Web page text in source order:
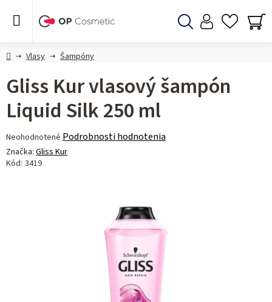
DomovVlasy Šampóny
Gliss Kur vlasový šampón
Liquid Silk 250 ml
Priemerné
hodnotenie
produktu
Neohodnotené Podrobnosti hodnotenia
Značka: Gliss Kur
Kód: 3419